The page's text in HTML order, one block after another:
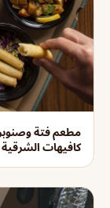
مطعم فتة وصنوبر
كافيهات الشرقية